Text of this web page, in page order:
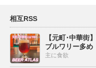
相互RSS
【元町･中華
ブルワリー多め
主に食欲